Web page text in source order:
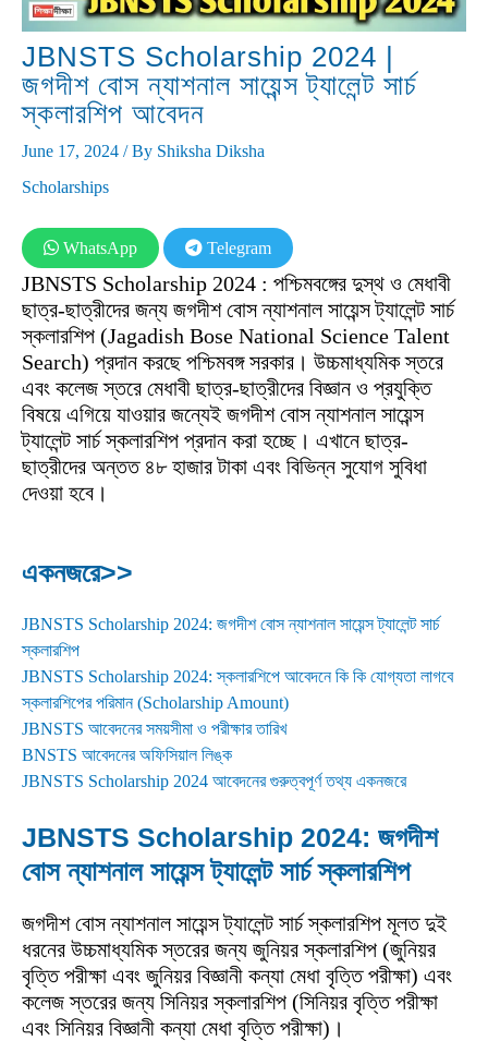
JBNSTS Scholarship 2024 |
জগদীশ বোস ন্যাশনাল সায়েন্স ট্যালেন্ট সার্চ
স্কলারশিপ আবেদন
June 17, 2024 / By Shiksha Diksha
Scholarships
WhatsApp Telegram
JBNSTS Scholarship 2024 : পশ্চিমবঙ্গের দুস্থ ও মেধাবী
ছাত্র-ছাত্রীদের জন্য জগদীশ বোস ন্যাশনাল সায়েন্স ট্যালেন্ট সার্চ
স্কলারশিপ (Jagadish Bose National Science Talent
Search) প্রদান করছে পশ্চিমবঙ্গ সরকার। উচ্চমাধ্যমিক স্তরে
এবং কলেজ স্তরে মেধাবী ছাত্র-ছাত্রীদের বিজ্ঞান ও প্রযুক্তি
বিষয়ে এগিয়ে যাওয়ার জন্যেই জগদীশ বোস ন্যাশনাল সায়েন্স
ট্যালেন্ট সার্চ স্কলারশিপ প্রদান করা হচ্ছে। এখানে ছাত্র-
ছাত্রীদের অন্তত ৪৮ হাজার টাকা এবং বিভিন্ন সুযোগ সুবিধা
দেওয়া হবে।
একনজরে>>
JBNSTS Scholarship 2024: জগদীশ বোস ন্যাশনাল সায়েন্স ট্যালেন্ট সার্চ
স্কলারশিপ
JBNSTS Scholarship 2024: স্কলারশিপে আবেদনে কি কি যোগ্যতা লাগবে
স্কলারশিপের পরিমান (Scholarship Amount)
JBNSTS আবেদনের সময়সীমা ও পরীক্ষার তারিখ
BNSTS আবেদনের অফিসিয়াল লিঙ্ক
JBNSTS Scholarship 2024 আবেদনের গুরুত্বপূর্ণ তথ্য একনজরে
JBNSTS Scholarship 2024: জগদীশ
বোস ন্যাশনাল সায়েন্স ট্যালেন্ট সার্চ স্কলারশিপ
জগদীশ বোস ন্যাশনাল সায়েন্স ট্যালেন্ট সার্চ স্কলারশিপ মূলত দুই
ধরনের উচ্চমাধ্যমিক স্তরের জন্য জুনিয়র স্কলারশিপ (জুনিয়র
বৃত্তি পরীক্ষা এবং জুনিয়র বিজ্ঞানী কন্যা মেধা বৃত্তি পরীক্ষা) এবং
কলেজ স্তরের জন্য সিনিয়র স্কলারশিপ (সিনিয়র বৃত্তি পরীক্ষা
এবং সিনিয়র বিজ্ঞানী কন্যা মেধা বৃত্তি পরীক্ষা)।